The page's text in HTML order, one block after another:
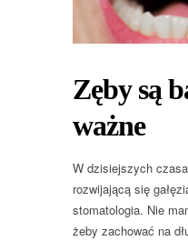
Zęby są
ważne
W dzisiejszych
rozwijającą się
stomatologia. Nie
żeby zachować na